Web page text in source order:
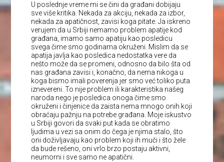
U poslednje vreme mi se čini da građani dobijaju
sve više kritika. Nekada za akciju, nekada za izbor,
nekada za apatičnost, zavisi koga pitate. Ja iskreno
verujem da u Srbiji nemamo problem apatije kod
građana, imamo samo apatiju kao posledicu
svega čime smo godinama okruženi. Mislim da se
apatija javlja kao posledica nedostatka vere da
nešto može da se promeni, odnosno da bilo šta od
nas građana zavisi i, konačno, da nema nikoga u
koga bismo imali poverenja jer smo već toliko puta
iznevereni. To nije problem ili karakteristika našeg
naroda nego je posledica onoga čime smo
okruženi i činjenice da zaista nema mnogo onih koji
obraćaju pažnju na potrebe građana. Moje iskustvo
u Srbiji govori da svaki put kada se obratimo
ljudima u vezi sa onim do čega je njima stalo, što
oni doživljavaju kao problem koji ih muči i što žele
da bude rešeno, oni vrlo brzo postaju aktivni,
neumorni i sve samo ne apatični.